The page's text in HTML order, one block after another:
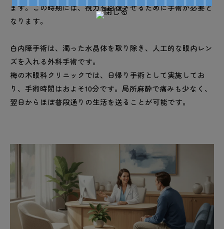
ます。この時期には、視力を回復させるために手術が必要と
なります。
白内障手術は、濁った水晶体を取り除き、人工的な眼内レン
ズを入れる外科手術です。
梅の木眼科クリニックでは、日帰り手術として実施してお
り、手術時間はおよそ10分です。局所麻酔で痛みも少なく、
翌日からほぼ普段通りの生活を送ることが可能です。